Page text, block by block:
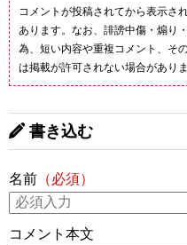
コメントが投稿されてから表示さ
あります。なお、誹謗中傷・煽り
為、短い内容や重複コメント、そ
は掲載が許可されない場合がありま
書き込む
名前 （必須）
コメント本文